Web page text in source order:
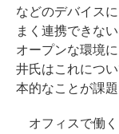
などのデバイス
まく連携できな
オープンな環境
井氏はこれにつ
本的なことが課
オフィスで働く